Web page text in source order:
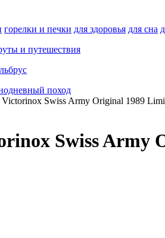
горелки и печки для здоровья для сна
и путешествия
поход
Swiss Army Original 1989
Swiss Army